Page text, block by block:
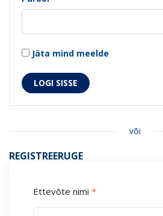
Jäta mind meelde
või
REGISTREERUGE
Ettevõte nimi *